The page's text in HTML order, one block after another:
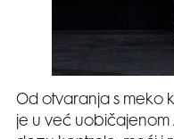
Od otvaranja s meko
je u već uobičajenom